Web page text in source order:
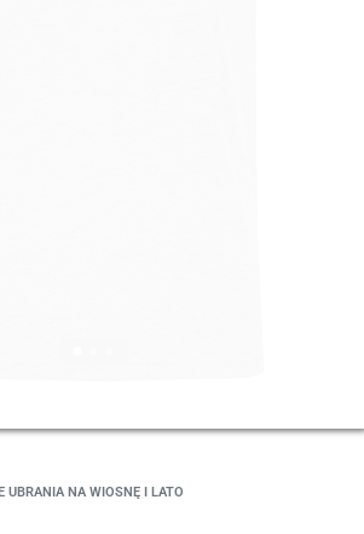
UBRANIA NA WIOSNĘ I LATO